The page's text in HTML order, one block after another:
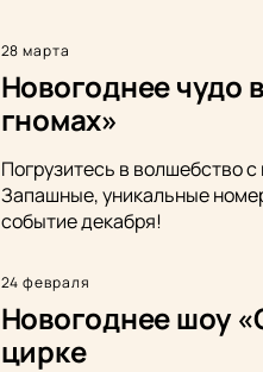
28 марта
Новогоднее чудо
гномах»
Погрузитесь в волшебство
Запашные, уникальные
событие декабря!
24 февраля
Новогоднее шоу
цирке